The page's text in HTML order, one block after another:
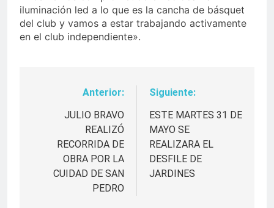
iluminación led a lo que es la cancha de básquet
del club y vamos a estar trabajando activamente
en el club independiente».
Navegación
entradas
Anterior:
JULIO BRAVO
REALIZÓ
RECORRIDA DE
OBRA POR LA
CUIDAD DE SAN
PEDRO
Siguiente:
ESTE MARTES 31 DE
MAYO SE
REALIZARA EL
DESFILE DE
JARDINES